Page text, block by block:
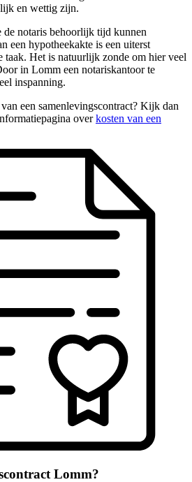
en wettig zijn.
notaris behoorlijk tijd kunnen
een hypotheekakte is een uiterst
taak. Het is natuurlijk zonde om hier veel
in Lomm een notariskantoor te
inspanning.
een samenlevingscontract? Kijk dan
overkosten van een
Lomm?